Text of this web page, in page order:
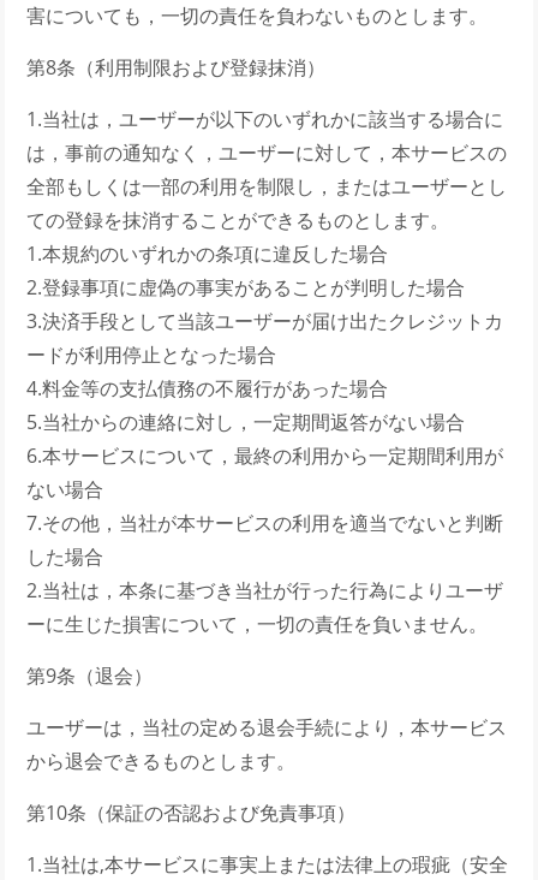
害についても，一切の責任を負わないものとします。
第8条（利用制限および登録抹消）
1.当社は，ユーザーが以下のいずれかに該当する場合に
は，事前の通知なく，ユーザーに対して，本サービスの
全部もしくは一部の利用を制限し，またはユーザーとし
ての登録を抹消することができるものとします。
1.本規約のいずれかの条項に違反した場合
2.登録事項に虚偽の事実があることが判明した場合
3.決済手段として当該ユーザーが届け出たクレジットカ
ードが利用停止となった場合
4.料金等の支払債務の不履行があった場合
5.当社からの連絡に対し，一定期間返答がない場合
6.本サービスについて，最終の利用から一定期間利用が
ない場合
7.その他，当社が本サービスの利用を適当でないと判断
した場合
2.当社は，本条に基づき当社が行った行為によりユーザ
ーに生じた損害について，一切の責任を負いません。
第9条（退会）
ユーザーは，当社の定める退会手続により，本サービス
から退会できるものとします。
第10条（保証の否認および免責事項）
1.当社は,本サービスに事実上または法律上の瑕疵（安全